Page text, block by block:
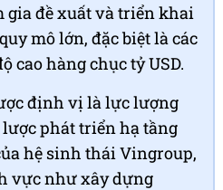
gia đề xuất và triển khai
mô lớn, đặc biệt là các
cao hàng chục tỷ USD.
định vị là lực lượng
phát triển hạ tầng
hệ sinh thái Vingroup,
vực như xây dựng